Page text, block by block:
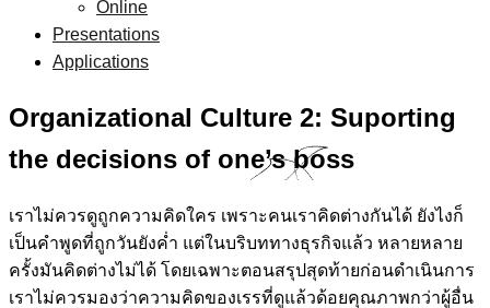
Online
Presentations
Applications
Organizational Culture 2: Suporting
the decisions of one’s boss
เราไม่ควรดูถูกความคิดใคร เพราะคนเราคิดต่างกันได้ ยังไงก็
เป็นคำพูดที่ถูกวันยังค่ำ แต่ในบริบททางธุรกิจแล้ว หลายหลาย
ครั้งมันคิดต่างไม่ได้ โดยเฉพาะตอนสรุปสุดท้ายก่อนดำเนินการ
เราไม่ควรมองว่าความคิดของเรรที่ดูแล้วด้อยคุณภาพกว่าผู้อื่น